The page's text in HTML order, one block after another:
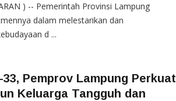
) -- Pemerintah Provinsi Lampung
dalam melestarikan dan
d ...
Pemprov Lampung Perkuat
Keluarga Tangguh dan